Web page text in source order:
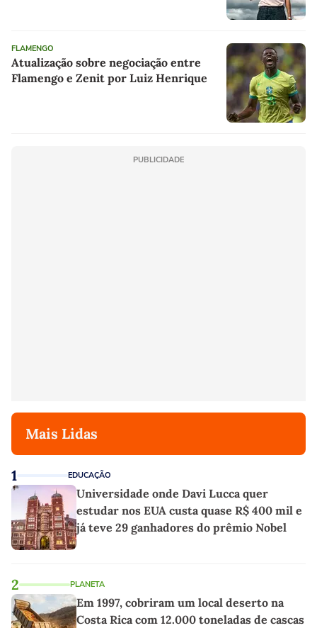
FLAMENGO
Atualização sobre negociação entre
Flamengo e Zenit por Luiz Henrique
PUBLICIDADE
Mais Lidas
1 EDUCAÇÃO
Universidade onde Davi Lucca quer
estudar nos EUA custa quase R$ 400 mil e
já teve 29 ganhadores do prêmio Nobel
2 PLANETA
Em 1997, cobriram um local deserto na
Costa Rica com 12.000 toneladas de cascas